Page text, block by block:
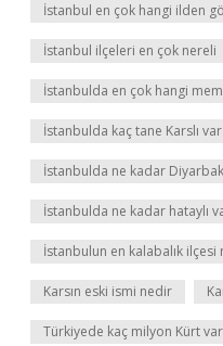
İstanbul en çok hangi ilden
İstanbul ilçeleri en çok nereli
İstanbulda en çok hangi
İstanbulda kaç tane Karslı var
İstanbulda ne kadar
İstanbulda ne kadar hataylı
İstanbulun en kalabalık
Karsın eski ismi nedir
Türkiyede kaç milyon Kürt